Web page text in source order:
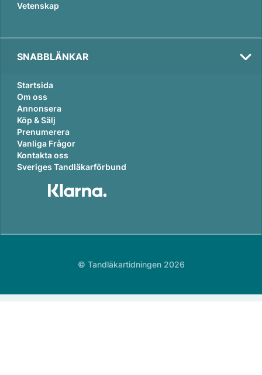
Vetenskap
SNABBLÄNKAR
Startsida
Om oss
Annonsera
Köp & Sälj
Prenumerera
Vanliga Frågor
Kontakta oss
Sveriges Tandläkarförbund
© Tandläkartidningen 2026